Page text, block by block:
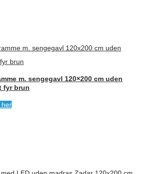
1.699 kr..
m. sengegavl 120×200 cm uden
fyr brun
her